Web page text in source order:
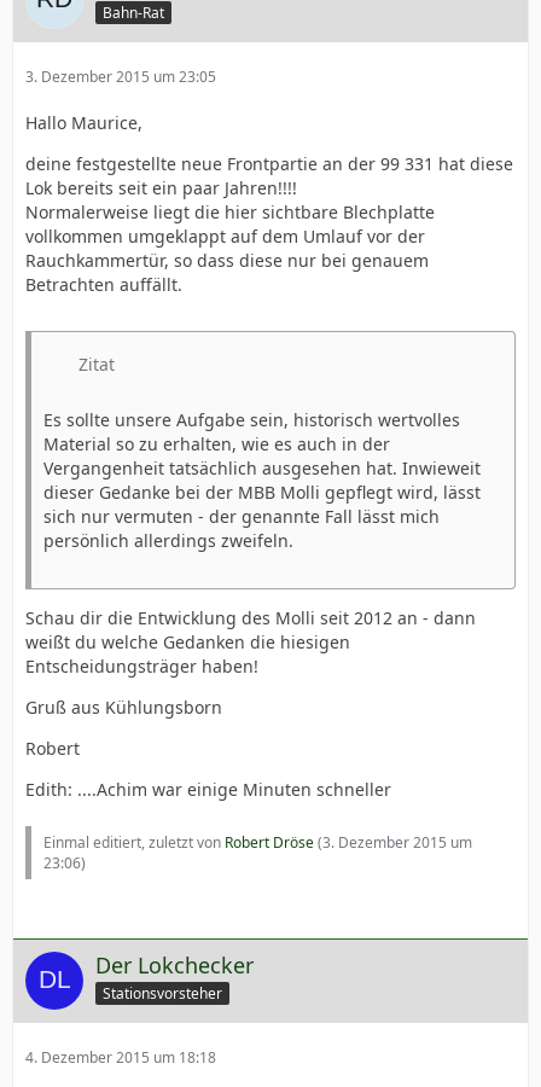
Bahn-Rat
3. Dezember 2015 um 23:05
Hallo Maurice,
deine festgestellte neue Frontpartie an der 99 331 hat diese
Lok bereits seit ein paar Jahren!!!!
Normalerweise liegt die hier sichtbare Blechplatte
vollkommen umgeklappt auf dem Umlauf vor der
Rauchkammertür, so dass diese nur bei genauem
Betrachten auffällt.
Zitat
Es sollte unsere Aufgabe sein, historisch wertvolles
Material so zu erhalten, wie es auch in der
Vergangenheit tatsächlich ausgesehen hat. Inwieweit
dieser Gedanke bei der MBB Molli gepflegt wird, lässt
sich nur vermuten - der genannte Fall lässt mich
persönlich allerdings zweifeln.
Schau dir die Entwicklung des Molli seit 2012 an - dann
weißt du welche Gedanken die hiesigen
Entscheidungsträger haben!
Gruß aus Kühlungsborn
Robert
Edith: ....Achim war einige Minuten schneller
Einmal editiert, zuletzt von Robert Dröse(3. Dezember 2015 um
23:06)
Der Lokchecker
Stationsvorsteher
4. Dezember 2015 um 18:18